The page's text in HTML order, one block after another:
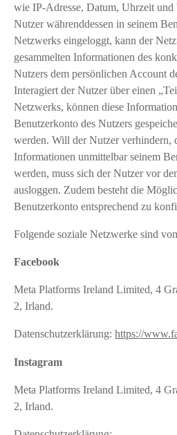
wie IP-Adresse, Datum, Uhrzeit und
Nutzer währenddessen in seinem
Netzwerks eingeloggt, kann der
gesammelten Informationen des
Nutzers dem persönlichen Account
Interagiert der Nutzer über einen
Netzwerks, können diese
Benutzerkonto des Nutzers
werden. Will der Nutzer verhindern,
Informationen unmittelbar seinem
werden, muss sich der Nutzer vor
ausloggen. Zudem besteht die
Benutzerkonto entsprechend zu
Folgende soziale Netzwerke sind
Facebook
Meta Platforms Ireland Limited, 4
2, Irland.
Datenschutzerklärung: https://
Instagram
Meta Platforms Ireland Limited, 4
2, Irland.